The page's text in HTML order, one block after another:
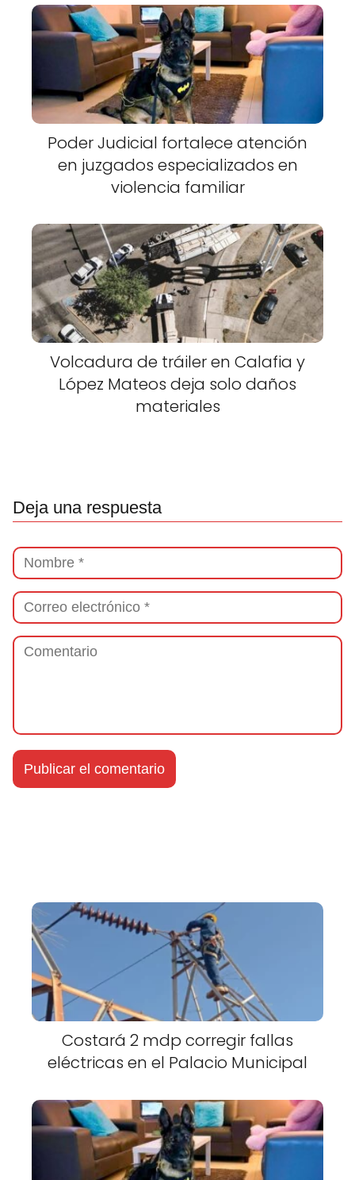
Poder Judicial fortalece atención
en juzgados especializados en
violencia familiar
Volcadura de tráiler en Calafia y
López Mateos deja solo daños
materiales
Deja una respuesta
Costará 2 mdp corregir fallas
eléctricas en el Palacio Municipal